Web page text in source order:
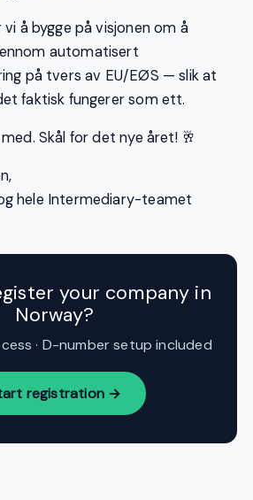
å bygge på visjonen om å
automatisert
på tvers av EU/EØS — slik at
faktisk fungerer som ett.
Skål for det nye året! 🥂
hele Intermediary-teamet
your company in
Norway?
· D-number setup included
registration →